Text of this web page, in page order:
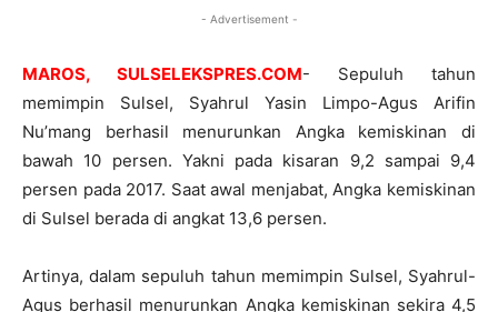
- Advertisement -
MAROS, SULSELEKSPRES.COM-‎ Sepuluh tahun
memimpin Sulsel, Syahrul Yasin Limpo-Agus Arifin
Nu’mang berhasil menurunkan Angka kemiskinan di
bawah 10 persen. Yakni pada kisaran 9,2 sampai 9,4
persen pada 2017. Saat awal menjabat, Angka kemiskinan
di Sulsel berada di angkat 13,6 persen.
Artinya, dalam sepuluh tahun memimpin Sulsel, Syahrul-
Agus berhasil menurunkan Angka kemiskinan sekira 4,5